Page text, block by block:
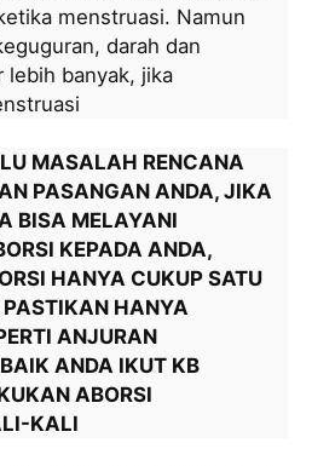
menstruasi. Namun
darah dan
lebih banyak, jika
MASALAH RENCANA
PASANGAN ANDA, JIKA
BISA MELAYANI
KEPADA ANDA,
HANYA CUKUP SATU
HANYA
ANJURAN
ANDA IKUT KB
ABORSI
KALI